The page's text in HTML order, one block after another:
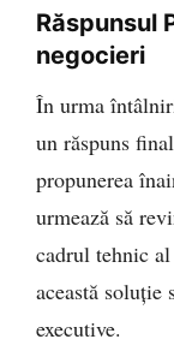
Răspunsul
negocieri
În urma
un răspuns
propunerea
urmează să
cadrul tehnic
această
executive.